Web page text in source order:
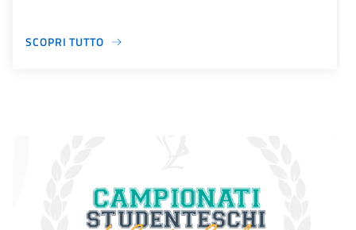
SCOPRI TUTTO